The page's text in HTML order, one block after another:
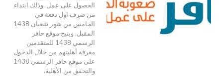
الحصول على عمل وذلك ابتداء
من صرف اول دفعة في
الخامس من شهر شعبان 1438
المقبل. ويتيح موقع حافز
الرسمي 1438 للمتقدمين
معرفة أهليتهم من خلال الدخول
على موقع حافز الرسمي 1438
والتحقق من الأهلية.